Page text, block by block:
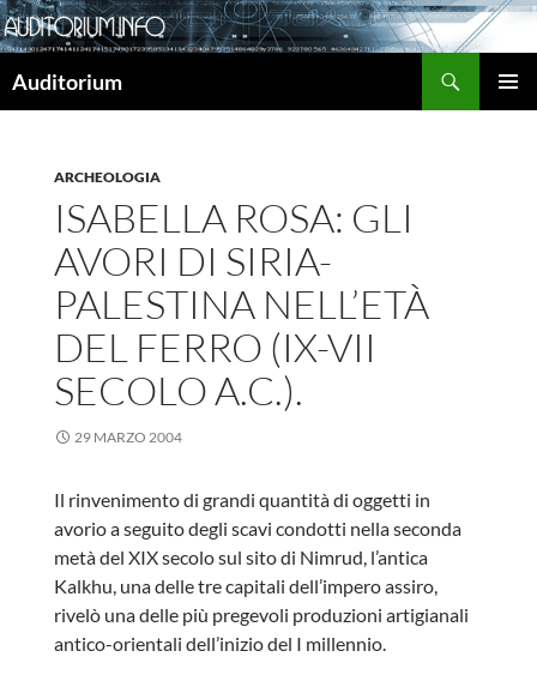
Auditorium
ARCHEOLOGIA
ISABELLA ROSA: GLI
AVORI DI SIRIA-
PALESTINA NELL’ETÀ
DEL FERRO (IX-VII
SECOLO A.C.).
29 MARZO 2004
Il rinvenimento di grandi quantità di oggetti in
avorio a seguito degli scavi condotti nella seconda
metà del XIX secolo sul sito di Nimrud, l’antica
Kalkhu, una delle tre capitali dell’impero assiro,
rivelò una delle più pregevoli produzioni artigianali
antico-orientali dell’inizio del I millennio.